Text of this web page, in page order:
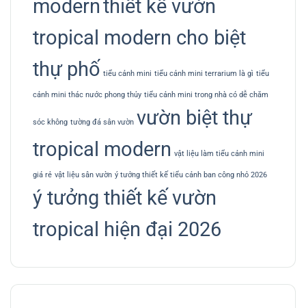
modernthiết kế vườn
tropical modern cho biệt
thự phố tiểu cảnh mini tiểu cảnh mini terrarium là gì tiểu
cảnh mini thác nước phong thủy tiểu cảnh mini trong nhà có dễ chăm
sóc không tường đá sân vườn vườn biệt thự
tropical modern vật liệu làm tiểu cảnh mini
giá rẻ vật liệu sân vườn ý tưởng thiết kế tiểu cảnh ban công nhỏ 2026
ý tưởng thiết kế vườn
tropical hiện đại 2026